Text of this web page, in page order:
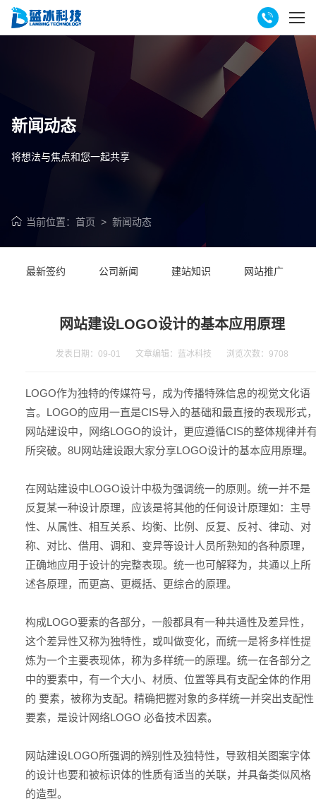
新闻动态
将想法与焦点和您一起共享
当前位置： 首页 > 新闻动态
最新签约 公司新闻 建站知识 网站推广
网站建设LOGO设计的基本应用原理
发表日期：09-01 文章编辑：蓝冰科技 浏览次数： 9708
LOGO作为独特的传媒符号，成为传播特殊信息的视觉文化语
言。LOGO的应用一直是CIS导入的基础和最直接的表现形式
网站建设中，网络LOGO的设计，更应遵循CIS的整体规律并
所突破。8U网站建设跟大家分享LOGO设计的基本应用原理。
在网站建设中LOGO设计中极为强调统一的原则。统一并不是
反复某一种设计原理，应该是将其他的任何设计原理如：主导
性、从属性、相互关系、均衡、比例、反复、反衬、律动、对
称、对比、借用、调和、变异等设计人员所熟知的各种原理，
正确地应用于设计的完整表现。统一也可解释为，共通以上所
述各原理，而更高、更概括、更综合的原理。
构成LOGO要素的各部分，一般都具有一种共通性及差异性，
这个差异性又称为独特性，或叫做变化，而统一是将多样性提
炼为一个主要表现体，称为多样统一的原理。统一在各部分之
中的要素中，有一个大小、材质、位置等具有支配全体的作用
的 要素，被称为支配。精确把握对象的多样统一并突出支配性
要素，是设计网络LOGO 必备技术因素。
网站建设LOGO所强调的辨别性及独特性，导致相关图案字体
的设计也要和被标识体的性质有适当的关联，并具备类似风格
的造型。